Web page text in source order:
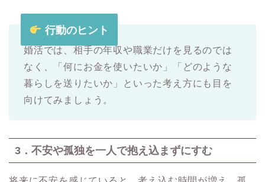
行動のヒント
婚活では、相手の年収や職業だけを見るのでは
なく、「何にお金を使いたいか」「どのような
暮らしを送りたいか」といった考え方にも目を
向けてみましょう。
3．不安や孤独を一人で抱え込まずにすむ